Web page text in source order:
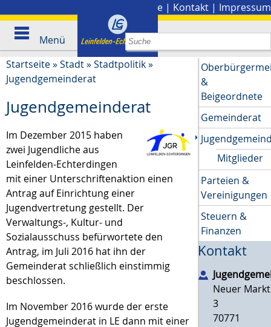
Presse | Kontakt | Impressum
Menü
Startseite»Stadt»Stadtpolitik»
Jugendgemeinderat
Jugendgemeinderat
Im Dezember 2015 haben
zwei Jugendliche aus
Leinfelden-Echterdingen
mit einer Unterschriftenaktion einen
Antrag auf Einrichtung einer
Jugendvertretung gestellt. Der
Verwaltungs-, Kultur- und
Sozialausschuss befürwortete den
Antrag, im Juli 2016 hat ihn der
Gemeinderat schließlich einstimmig
beschlossen.
Im November 2016 wurde der erste
Jugendgemeinderat in LE dann mit einer
&
Beigeordnete
Gemeinderat
Mitglieder
Parteien &
Vereinigungen
Steuern &
Finanzen
Kontakt
Neuer Markt
3
70771